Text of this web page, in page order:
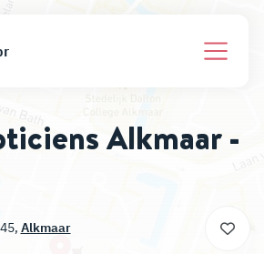
Alkmaar -
Alkmaar